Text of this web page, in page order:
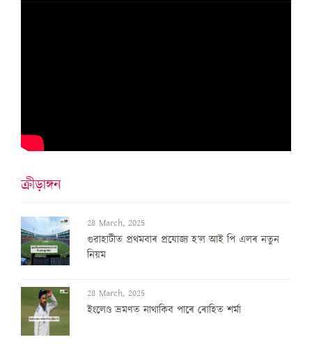
ক্ৰীড়াঙ্গন
28 March, 2025
গুৱাহাটীত প্ৰথমবাৰ প্ৰযোজ্য হ’ল আই পি এলৰ নতুন
নিয়ম
28 March, 2025
ইংলেণ্ড ভ্ৰমণত নাথাকিব পাৰে ৰোহিত শৰ্মা